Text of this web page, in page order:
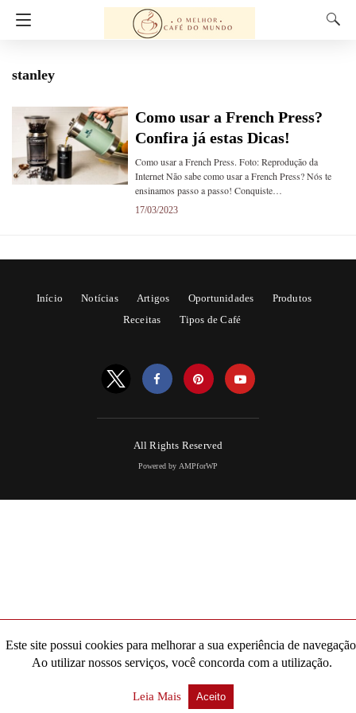
stanley
Como usar a French Press?
Confira já estas Dicas!
Como usar a French Press. Foto: Reprodução da
Internet Não sabe como usar a French Press? Nós te
ensinamos passo a passo! Conquiste…
17/03/2023
Início Notícias Artigos Oportunidades
Produtos
Receitas
Tipos de Café
All Rights Reserved
Powered by AMPforWP
Este site possui cookies para melhorar a sua experiência de
Ao utilizar nossos serviços, você concorda com a utilização.
Leia Mais Aceito